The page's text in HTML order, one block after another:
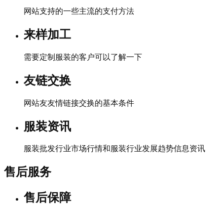
网站支持的一些主流的支付方法
来样加工
需要定制服装的客户可以了解一下
友链交换
网站友友情链接交换的基本条件
服装资讯
服装批发行业市场行情和服装行业发展趋势信息资讯
售后服务
售后保障